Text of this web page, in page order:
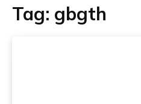
Tag: gbgth